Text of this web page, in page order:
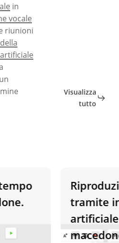
in
vocale
riunioni
Visualizza
tutto
tramite
artificiale in
macedone